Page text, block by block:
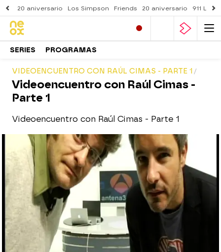
20 aniversario Los Simpson Friends 20 aniversario 911
SERIES PROGRAMAS
VIDEOENCUENTRO CON RAÚL CIMAS - PARTE 1
Videoencuentro con Raúl Cimas -
Parte 1
Videoencuentro con Raúl Cimas - Parte 1
neox
Publicado:20 de diciembre de 2010, 23:43